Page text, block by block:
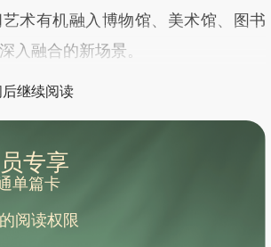
术有机融入博物馆、美术馆、图书
入融合的新场景。
后继续阅读
专享
单篇卡
阅读权限